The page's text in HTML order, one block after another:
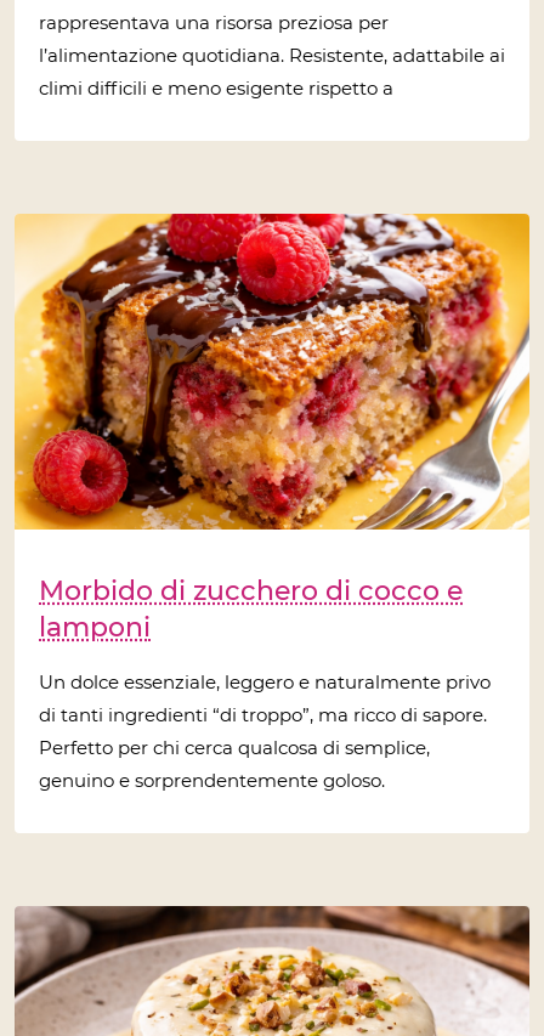
rappresentava una risorsa preziosa per
l’alimentazione quotidiana. Resistente, adattabile ai
climi difficili e meno esigente rispetto a
Morbido di zucchero di cocco e
lamponi
Un dolce essenziale, leggero e naturalmente privo
di tanti ingredienti “di troppo”, ma ricco di sapore.
Perfetto per chi cerca qualcosa di semplice,
genuino e sorprendentemente goloso.